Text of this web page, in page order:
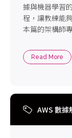
據與機器學習
程，讓教練能
本篇的架構師
Read More
AWS 數據